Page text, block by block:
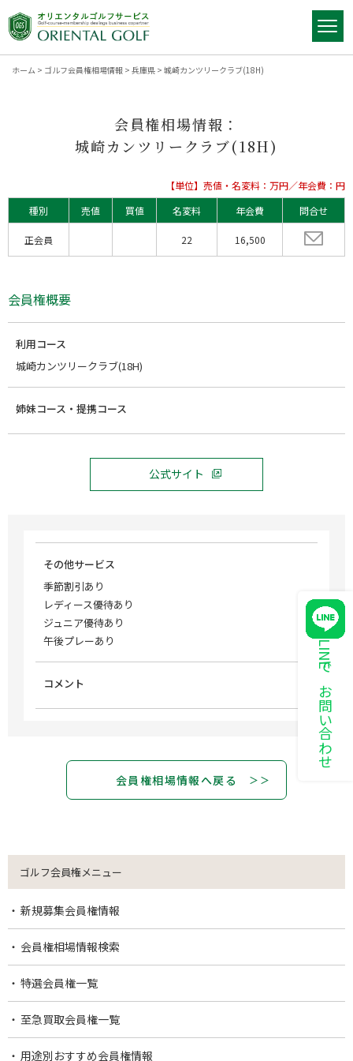
LINEでお問い合わせ
ホーム > ゴルフ会員権相場情報 > 兵庫県 > 城崎カンツリークラブ(18H)
会員権相場情報：
城崎カンツリークラブ(18H)
【単位】売値・名変料：万円／年会費：円
種別
売値 買値 名変料 年会費 問合せ
正会員 22 16,500
会員権概要
利用コース
城崎カンツリークラブ(18H)
姉妹コース・提携コース
公式サイト
その他サービス
季節割引あり
レディース優待あり
ジュニア優待あり
午後プレーあり
コメント
会員権相場情報へ戻る
ゴルフ会員権メニュー
新規募集会員権情報
会員権相場情報検索
特選会員権一覧
至急買取会員権一覧
用途別おすすめ会員権情報